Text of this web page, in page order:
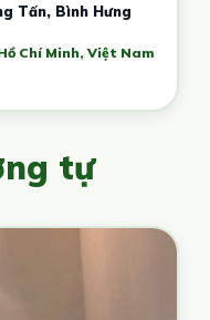
Tấn, Bình Hưng
Chí Minh, Việt Nam
tự